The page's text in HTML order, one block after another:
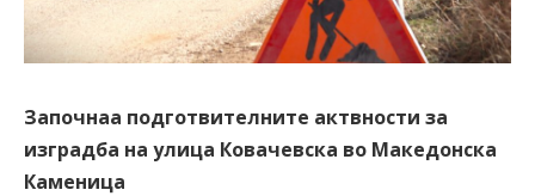
Започнаа подготвителните актвности за
изградба на улица Ковачевска во Македонска
Каменица